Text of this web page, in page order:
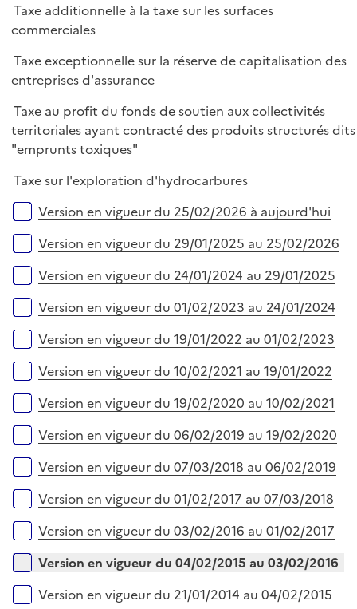
p
l
i
e
Taxe additionnelle à la taxe sur les surfaces
commerciales
Taxe exceptionnelle sur la réserve de capitalisation des
entreprises d'assurance
Taxe au profit du fonds de soutien aux collectivités
territoriales ayant contracté des produits structurés dits
"emprunts toxiques"
Taxe sur l'exploration d'hydrocarbures
Versions sur la période
Version en vigueur du 25/02/2026 à aujourd'hui
Version en vigueur du 29/01/2025 au 25/02/2026
Version en vigueur du 24/01/2024 au 29/01/2025
Version en vigueur du 01/02/2023 au 24/01/2024
Version en vigueur du 19/01/2022 au 01/02/2023
Version en vigueur du 10/02/2021 au 19/01/2022
Version en vigueur du 19/02/2020 au 10/02/2021
Version en vigueur du 06/02/2019 au 19/02/2020
Version en vigueur du 07/03/2018 au 06/02/2019
Version en vigueur du 01/02/2017 au 07/03/2018
Version en vigueur du 03/02/2016 au 01/02/2017
Version en vigueur du 04/02/2015 au 03/02/2016
Version en vigueur du 21/01/2014 au 04/02/2015